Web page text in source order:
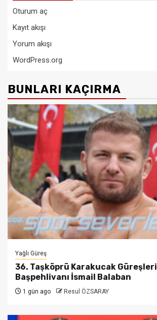
Oturum aç
Kayıt akışı
Yorum akışı
WordPress.org
BUNLARI KAÇIRMA
Yağlı Güreş
36. Taşköprü Karakucak Güreşleri
Başpehlivanı İsmail Balaban
1 gün ago Resul ÖZSARAY